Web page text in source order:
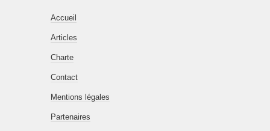
Accueil
Articles
Charte
Contact
Mentions légales
Partenaires